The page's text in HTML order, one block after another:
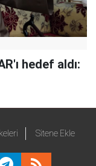
hedef aldı:
Sitene Ekle